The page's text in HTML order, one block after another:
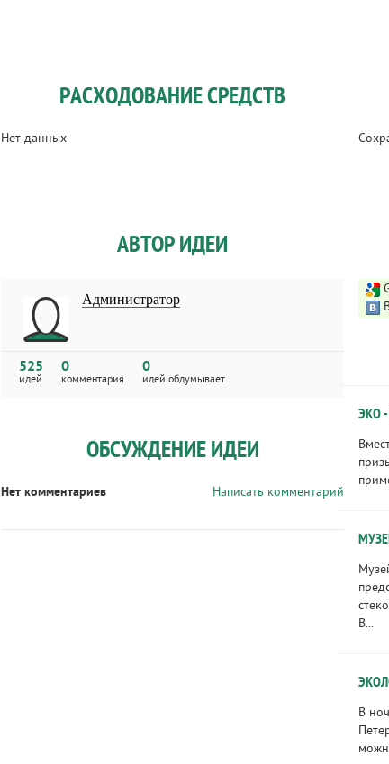
РАСХОДОВАНИЕ СРЕДСТВ
Нет данных
АВТОР ИДЕИ
Администратор
525
идей
0
комментария
0
идей обдумывает
ОБСУЖДЕНИЕ ИДЕИ
Написать комментарий
Нет комментариев
ЭКО
В...
В